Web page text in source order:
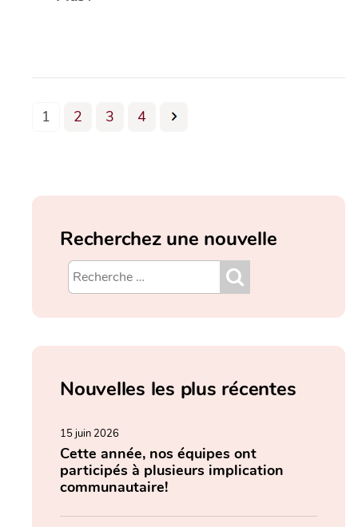
1 2 3 4
Recherchez une nouvelle
Nouvelles les plus récentes
15 juin 2026
Cette année, nos équipes ont
participés à plusieurs implication
communautaire!